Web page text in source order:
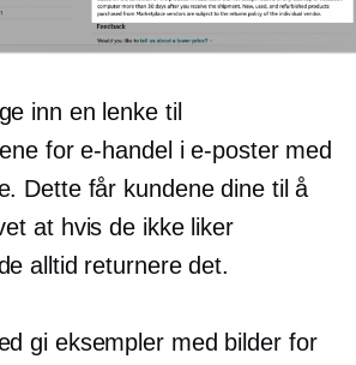
inn en lenke til
for e-handel i e-poster med
Dette får kundene dine til å
at hvis de ikke liker
alltid returnere det.
gi eksempler med bilder for